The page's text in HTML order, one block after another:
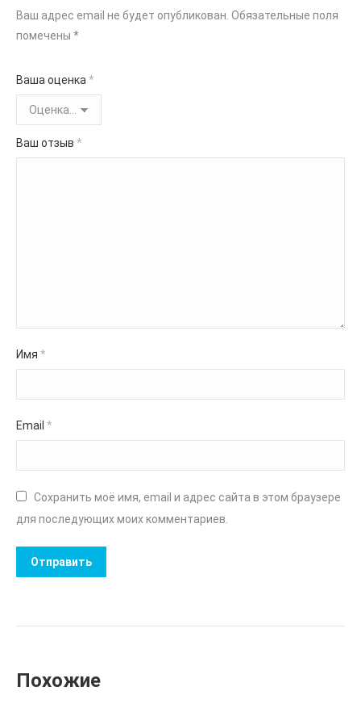
Ваш адрес email не будет опубликован. Обязательные поля
помечены *
Ваша оценка *
Ваш отзыв *
Имя *
Email *
Сохранить моё имя, email и адрес сайта в этом браузере
для последующих моих комментариев.
Похожие